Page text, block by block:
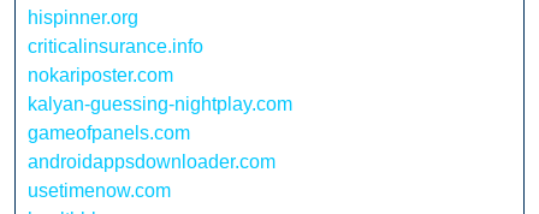
hispinner.org
criticalinsurance.info
nokariposter.com
kalyan-guessing-nightplay.com
gameofpanels.com
androidappsdownloader.com
usetimenow.com